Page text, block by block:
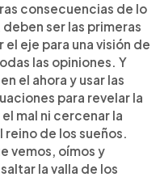
consecuencias de lo
ser las primeras
eje para una visión de
las opiniones. Y
el ahora y usar las
para revelar la
mal ni cercenar la
reino de los sueños.
vemos, oímos y
la valla de los